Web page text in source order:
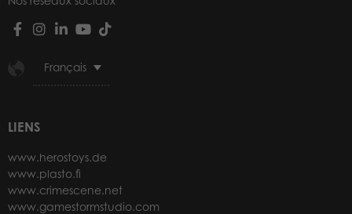
Français
LIENS
www.herostoys.de
www.plasto.fi
www.crimescene.net
www.gamestormstudio.com